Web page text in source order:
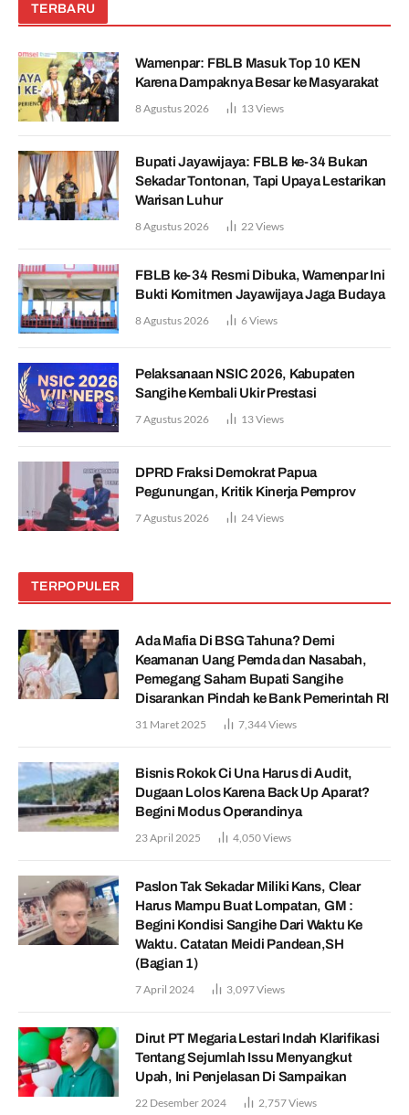
TERBARU
Wamenpar: FBLB Masuk Top 10 KEN
Karena Dampaknya Besar ke Masyarakat
8 Agustus 2026 13Views
Bupati Jayawijaya: FBLB ke-34 Bukan
Sekadar Tontonan, Tapi Upaya Lestarikan
Warisan Luhur
8 Agustus 2026 22 Views
FBLB ke-34 Resmi Dibuka, Wamenpar Ini
Bukti Komitmen Jayawijaya Jaga Budaya
8 Agustus 2026 6Views
Pelaksanaan NSIC 2026, Kabupaten
Sangihe Kembali Ukir Prestasi
7 Agustus 2026 13Views
DPRD Fraksi Demokrat Papua
Pegunungan, Kritik Kinerja Pemprov
7 Agustus 2026 24Views
TERPOPULER
Ada Mafia Di BSG Tahuna? Demi
Keamanan Uang Pemda dan Nasabah,
Pemegang Saham Bupati Sangihe
Disarankan Pindah ke Bank Pemerintah RI
31 Maret 2025 7,344Views
Bisnis Rokok Ci Una Harus di Audit,
Dugaan Lolos Karena Back Up Aparat?
Begini Modus Operandinya
23 April 2025 4,050Views
Paslon Tak Sekadar Miliki Kans, Clear
Harus Mampu Buat Lompatan, GM :
Begini Kondisi Sangihe Dari Waktu Ke
Waktu. Catatan Meidi Pandean,SH
(Bagian 1)
7 April 2024 3,097Views
Dirut PT Megaria Lestari Indah Klarifikasi
Tentang Sejumlah Issu Menyangkut
Upah, Ini Penjelasan Di Sampaikan
22 Desember 2024 2,757Views